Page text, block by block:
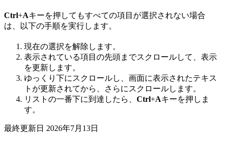
Ctrl+Aキーを押してもすべての項目が選択されない場合
は、以下の手順を実行します。
現在の選択を解除します。
表示されている項目の先頭までスクロールして、表示
を更新します。
ゆっくり下にスクロールし、画面に表示されたテキス
トが更新されてから、さらにスクロールします。
リストの一番下に到達したら、 Ctrl+Aキーを押しま
す。
最終更新日 2026年7月13日